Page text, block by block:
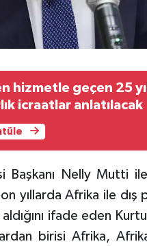
hizmetle geçen 25
icraatlar anlatılacak
Başkanı Nelly Mutti
yıllarda Afrika ile
ifade eden
birisi Afrika,